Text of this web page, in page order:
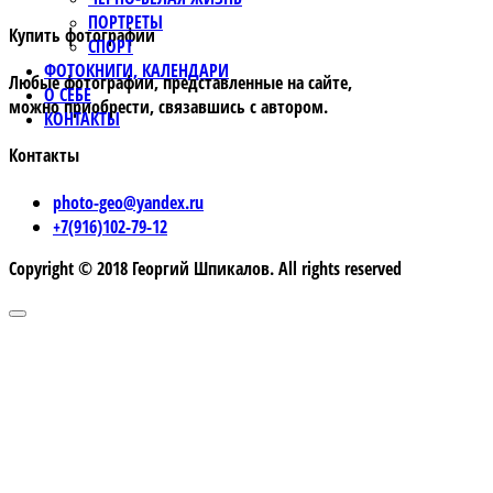
ПОРТРЕТЫ
СПОРТ
ФОТОКНИГИ, КАЛЕНДАРИ
О СЕБЕ
КОНТАКТЫ
Купить фотографии
Любые фотографии, представленные на сайте,
можно приобрести, связавшись с автором.
Контакты
photo-geo@yandex.ru
+7(916)102-79-12
Copyright © 2018 Георгий Шпикалов. All rights reserved